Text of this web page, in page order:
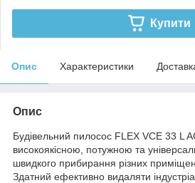
Купити
Опис Характеристики
Опис
Будівельний пилосос FLEX VCE 33 L
високоякісною, потужною та
швидкого прибирання різних
Здатний ефективно видаляти